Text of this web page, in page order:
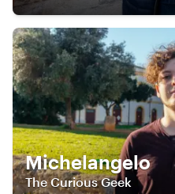
Michelangelo
The Curious Geek